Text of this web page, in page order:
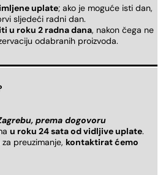
uplate; ako je moguće isti dan,
sljedeći radni dan.
u roku 2 radna dana, nakon čega ne
odabranih proizvoda.
prema dogovoru
u roku 24 sata od vidljive uplate.
preuzimanje, kontaktirat ćemo